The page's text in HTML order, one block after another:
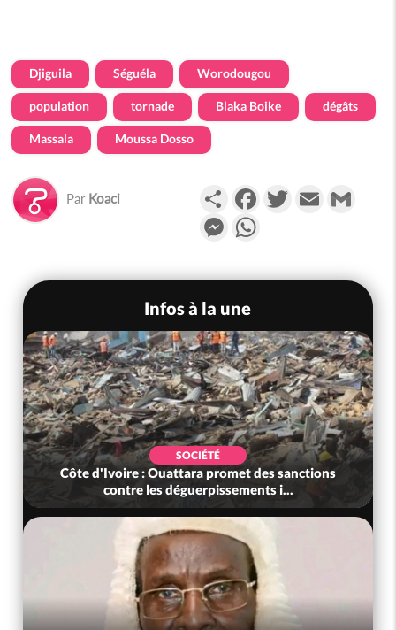
Djiguila Séguéla Worodougou
population tornade Blaka Boike dégâts
Massala Moussa Dosso
Par Koaci PartagerFacebookTwitterEmail
Messenger
Infos à la une
SOCIÉTÉ
Côte d'Ivoire : Ouattara promet des sanctions
contre les déguerpissements i...